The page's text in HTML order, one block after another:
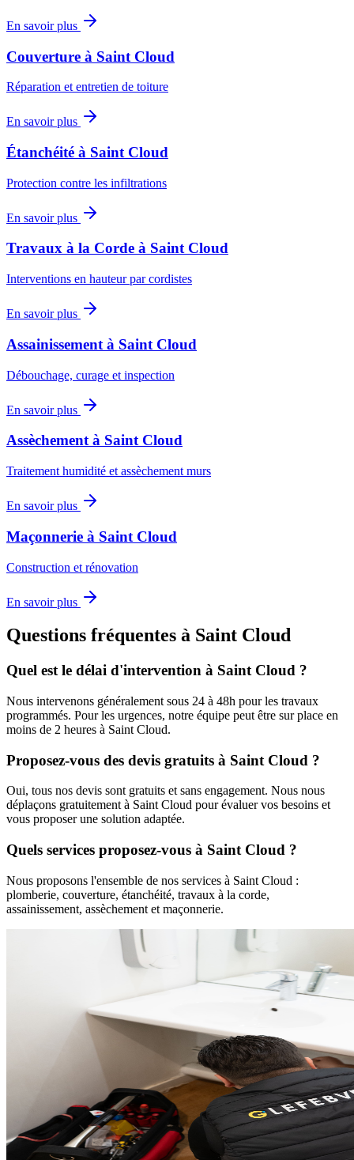
En savoir plus
Couverture à Saint Cloud
Réparation et entretien de toiture
En savoir plus
Étanchéité à Saint Cloud
Protection contre les infiltrations
En savoir plus
Travaux à la Corde à Saint Cloud
Interventions en hauteur par cordistes
En savoir plus
Assainissement à Saint Cloud
Débouchage, curage et inspection
En savoir plus
Assèchementà Saint Cloud
Traitement humidité et assèchement murs
En savoir plus
Maçonnerie à Saint Cloud
Construction et rénovation
En savoir plus
Questions fréquentes à Saint Cloud
Quel est le délai d'intervention à Saint Cloud ?
Nous intervenons généralement sous 24 à 48h pour les travaux
programmés. Pour les urgences, notre équipe peut être sur place en
moins de 2 heures à Saint Cloud.
Proposez-vous des devis gratuits à Saint Cloud ?
Oui, tous nos devis sont gratuits et sans engagement. Nous nous
déplaçons gratuitement à Saint Cloud pour évaluer vos besoins et
vous proposer une solution adaptée.
Quels services proposez-vous à Saint Cloud ?
Nous proposons l'ensemble de nos services à Saint Cloud :
plomberie, couverture, étanchéité, travaux à la corde,
assainissement, assèchement et maçonnerie.